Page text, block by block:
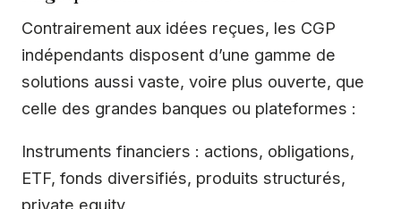
Contrairement aux idées reçues, les CGP
indépendants disposent d’une gamme de
solutions aussi vaste, voire plus ouverte, que
celle des grandes banques ou plateformes :
Instruments financiers : actions, obligations,
ETF, fonds diversifiés, produits structurés,
private equity